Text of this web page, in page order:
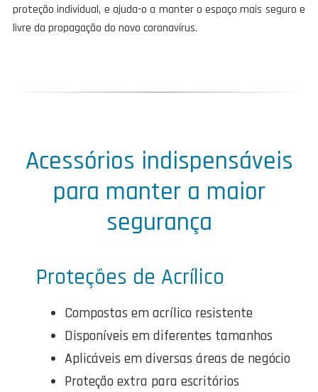
proteção individual, e ajuda-o a manter o espaço mais seguro e
livre da propagação do novo coronavírus.
Acessórios indispensáveis
para manter a maior
segurança
Proteções de Acrílico
Compostas em acrílico resistente
Disponíveis em diferentes tamanhos
Aplicáveis em diversas áreas de negócio
Proteção extra para escritórios